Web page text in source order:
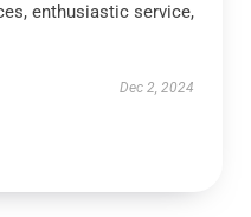
enthusiastic service,
Dec 2, 2024